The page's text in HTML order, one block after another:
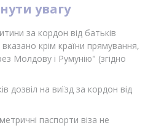
увагу
за кордон від батьків
крім країни прямування,
Молдову і Румунію" (згідно
дозвіл на виїзд за кордон від
паспорти віза не